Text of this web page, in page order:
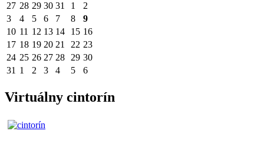
27 28 29 30 31 1
2
3
4 5 6 7 8
9
10 11 12 13 14 15 16
17 18 19 20 21 22 23
24 25 26 27 28 29 30
31 1 2 3 4 5 6
Virtuálny cintorín